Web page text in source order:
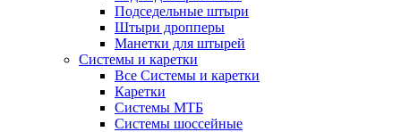
Подседельные штыри
Штыри дропперы
Манетки для штырей
Системы и каретки
Все Системы и каретки
Каретки
Системы МТБ
Системы шоссейные